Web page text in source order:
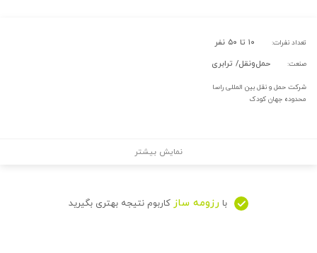
تعداد نفرات: ۱۰ تا ۵۰ نفر
صنعت: حمل‌و‌نقل/ ترابری
شرکت حمل و نقل بین المللی راسا
محدوده جهان کودک
نمایش بیشتر
با رزومه ساز کاربوم نتیجه بهتری بگیرید